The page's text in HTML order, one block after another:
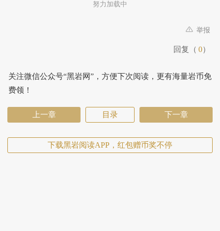
努力加载中
举报
回复（ 0）
关注微信公众号“黑岩网”，方便下次阅读，更有海量岩币免
费领！
上一章 目录 下一章
下载黑岩阅读APP，红包赠币奖不停